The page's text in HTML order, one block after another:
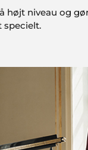
højt niveau og
specielt.